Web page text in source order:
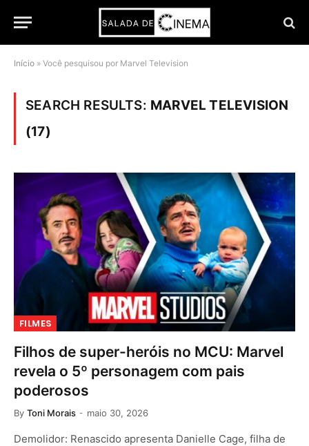
Início » Você pesquisou por Marvel Television
SEARCH RESULTS: MARVEL TELEVISION
(17)
FILMES
Filhos de super-heróis no MCU: Marvel
revela o 5º personagem com pais
poderosos
By Toni Morais maio 30, 2026
Demolidor: Renascido apresenta Danielle Cage, filha de